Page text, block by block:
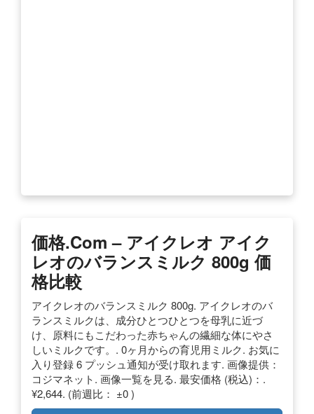
価格.com – アイクレオ アイク
レオのバランスミルク 800g 価
格比較
アイクレオのバランスミルク 800g. アイクレオのバ
ランスミルクは、成分ひとつひとつを母乳に近づ
け、原料にもこだわった赤ちゃんの繊細な体にやさ
しいミルクです。. 0ヶ月からの育児用ミルク. お気に
入り登録 6 プッシュ通知が受け取れます. 画像提供：
コジマネット. 画像一覧を見る. 最安価格 (税込)：.
¥2,644. (前週比： ±0 )